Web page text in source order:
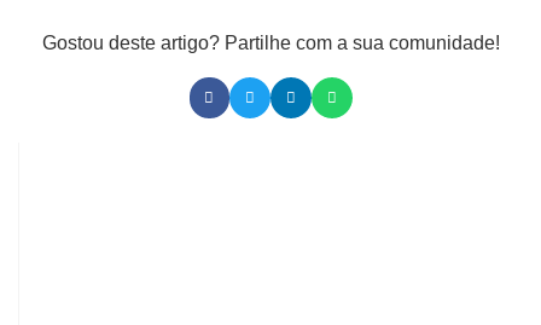
Gostou deste artigo? Partilhe com a sua comunidade!